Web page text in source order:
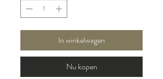
In winkelwagen
Nu kopen